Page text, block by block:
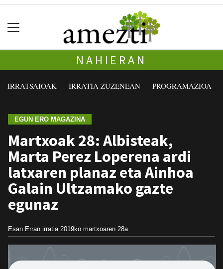
NAHIERAN
IRRATSAIOAK IRRATIA ZUZENEAN PROGRAMAZIOA
EGUN ERO MAGAZINA
Martxoak 28: Albisteak,
Marta Perez Loperena ardi
latxaren planaz eta Ainhoa
Galain Ultzamako gazte
egunaz
Esan Erran irratia 2019ko martxoaren 28a